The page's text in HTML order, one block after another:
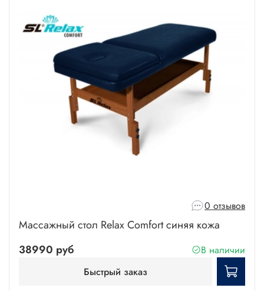
0 отзывов
Массажный стол Relax Comfort синяя кожа
38990 руб
В наличии
Быстрый заказ